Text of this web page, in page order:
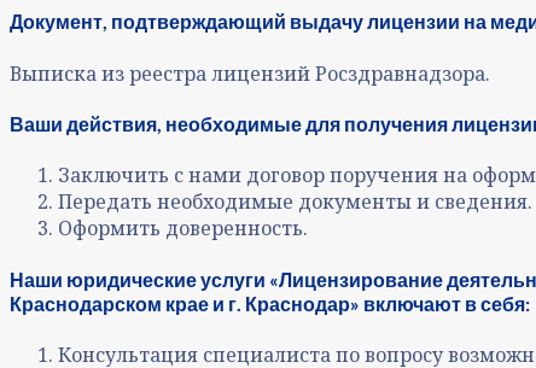
Документ, подтверждающий выдачу лицензии на
Выписка из реестра лицензий Росздравнадзора.
Ваши действия, необходимые для получения
Заключить с нами договор поручения на
Передать необходимые документы и сведения.
Оформить доверенность.
Наши юридические услуги «Лицензирование
Краснодарском крае и г. Краснодар» включают в себя:
Консультация специалиста по вопросу